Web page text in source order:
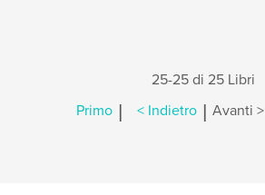
25-25 di 25 Libri
Primo | < Indietro | Avanti >